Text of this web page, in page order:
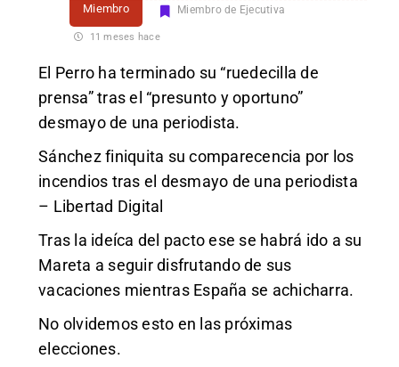
Miembro Miembro de Ejecutiva
11 meses hace
El Perro ha terminado su “ruedecilla de
prensa” tras el “presunto y oportuno”
desmayo de una periodista.
Sánchez finiquita su comparecencia por los
incendios tras el desmayo de una periodista
– Libertad Digital
Tras la ideíca del pacto ese se habrá ido a su
Mareta a seguir disfrutando de sus
vacaciones mientras España se achicharra.
No olvidemos esto en las próximas
elecciones.